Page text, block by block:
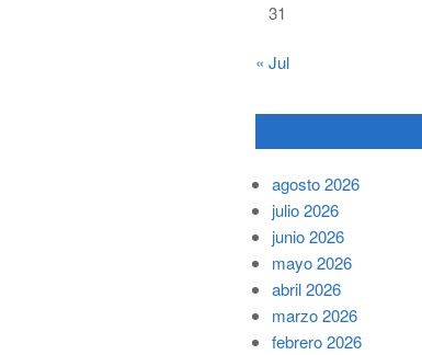
31
« Jul
agosto 2026
julio 2026
junio 2026
mayo 2026
abril 2026
marzo 2026
febrero 2026